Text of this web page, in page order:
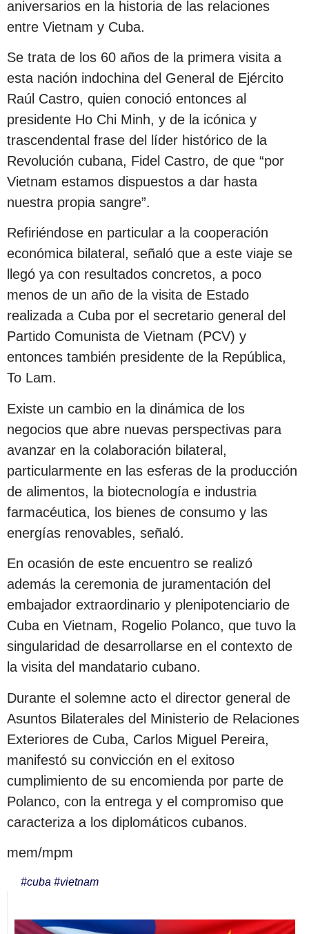
aniversarios en la historia de las relaciones
entre Vietnam y Cuba.
Se trata de los 60 años de la primera visita a
esta nación indochina del General de Ejército
Raúl Castro, quien conoció entonces al
presidente Ho Chi Minh, y de la icónica y
trascendental frase del líder histórico de la
Revolución cubana, Fidel Castro, de que “por
Vietnam estamos dispuestos a dar hasta
nuestra propia sangre”.
Refiriéndose en particular a la cooperación
económica bilateral, señaló que a este viaje se
llegó ya con resultados concretos, a poco
menos de un año de la visita de Estado
realizada a Cuba por el secretario general del
Partido Comunista de Vietnam (PCV) y
entonces también presidente de la República,
To Lam.
Existe un cambio en la dinámica de los
negocios que abre nuevas perspectivas para
avanzar en la colaboración bilateral,
particularmente en las esferas de la producción
de alimentos, la biotecnología e industria
farmacéutica, los bienes de consumo y las
energías renovables, señaló.
En ocasión de este encuentro se realizó
además la ceremonia de juramentación del
embajador extraordinario y plenipotenciario de
Cuba en Vietnam, Rogelio Polanco, que tuvo la
singularidad de desarrollarse en el contexto de
la visita del mandatario cubano.
Durante el solemne acto el director general de
Asuntos Bilaterales del Ministerio de Relaciones
Exteriores de Cuba, Carlos Miguel Pereira,
manifestó su convicción en el exitoso
cumplimiento de su encomienda por parte de
Polanco, con la entrega y el compromiso que
caracteriza a los diplomáticos cubanos.
mem/mpm
#cuba #vietnam